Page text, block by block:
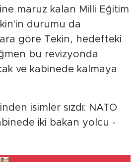
maruz kalan Milli Eğitim
durumu da
göre Tekin, hedefteki
bu revizyonda
ve kabinede kalmaya